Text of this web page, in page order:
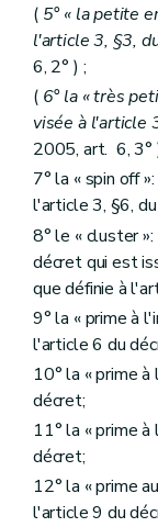
( 5° « la petite
l'article 3, §3,
6, 2° ) ;
( 6° la « très
visée à l'article
2005, art. 6, 3°
7° la « spin off
l'article 3, §6,
8° le « cluster
décret qui est
que définie à
9° la « prime à
l'article 6 du
10° la « prime
décret;
11° la « prime
décret;
12° la « prime
l'article 9 du